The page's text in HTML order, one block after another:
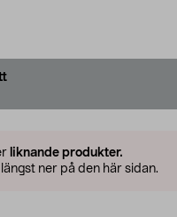
liknande produkter.
ner på den här sidan.